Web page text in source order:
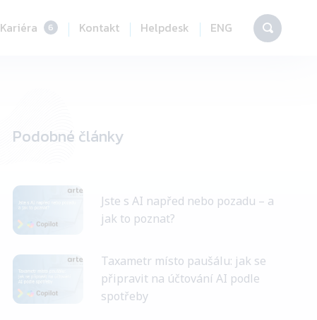
Kariéra 6 Kontakt Helpdesk ENG
Podobné články
Jste s AI napřed nebo pozadu – a
jak to poznat?
Taxametr místo paušálu: jak se
připravit na účtování AI podle
spotřeby